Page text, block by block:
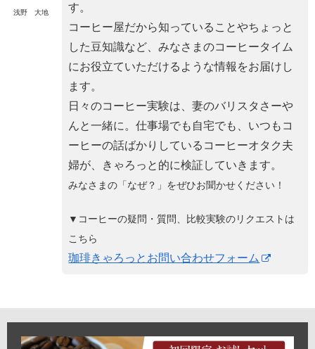
浅野 大地
す。
コーヒー屋だから知っていることやちょっと
した豆知識など、みなさまのコーヒータイム
にお役立ていただけるような情報をお届けし
ます。
日々のコーヒー実験は、妻のバリスタさーや
んと一緒に。仕事場でも自宅でも、いつもコ
ーヒーの話ばかりしているコーヒーオタク夫
婦が、きゃろっと的に検証していきます。
みなさまの「なぜ？」をぜひお聞かせください！
▼コーヒーの疑問・質問、比較実験のリクエストは
こちら
珈琲きゃろっとお問い合わせフォーム